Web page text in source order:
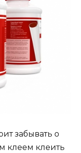
забывать о
клеем клеить